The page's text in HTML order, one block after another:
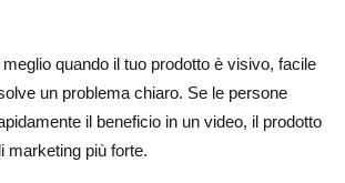
quando il tuo prodotto è visivo, facile
un problema chiaro. Se le persone
il beneficio in un video, il prodotto
marketing più forte.